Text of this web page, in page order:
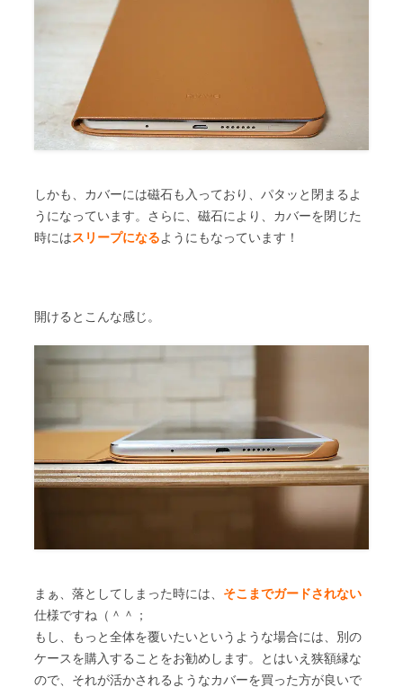
しかも、カバーには磁石も入っており、パタッと閉まるよ
うになっています。さらに、磁石により、カバーを閉じた
時にはスリープになるようにもなっています！
開けるとこんな感じ。
まぁ、落としてしまった時には、 そこまでガードされない
仕様ですね（＾＾；
もし、もっと全体を覆いたいというような場合には、別の
ケースを購入することをお勧めします。とはいえ狭額縁な
ので、それが活かされるようなカバーを買った方が良いで